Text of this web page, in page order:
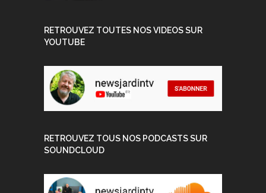
RETROUVEZ TOUTES NOS VIDEOS SUR
YOUTUBE
RETROUVEZ TOUS NOS PODCASTS SUR
SOUNDCLOUD